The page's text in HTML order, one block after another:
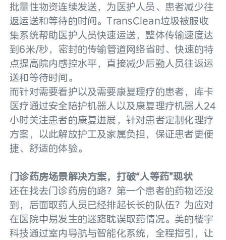
批量性物资连续发送，为医护人员、患者减少往
返运送和等待的时间。TransClean垃圾被服收
集系统帮助医护人员快速运送，整体传输速度达
到6米/秒，密封的传输管道网络省时、快速的特
点提高院内感控水平，直接减少后勤人员往返运
送和等待时间。
而针对需要看护以及需要康复理疗的患者，库卡
医疗通过安全陪护机器人以及康复理疗机器人24
小时关注患者的康复进展，针对患者定制化理疗
方案，以此解放护工及家属负担，保证患者更便
捷、舒适的体验。
门诊药房场景解决方案，打破“人等药”现状
还在找去门诊药房的路？第一个患者的药物还没
到，后面取药人员已经排起长长的队伍？为应对
在医院中易发生的迷路耽误取药情况。美的楼宇
科技通过室内导航与智能化系统，全程指引，让